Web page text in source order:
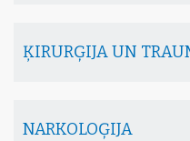
ĶIRURĢIJA UN
NARKOLOĢIJA